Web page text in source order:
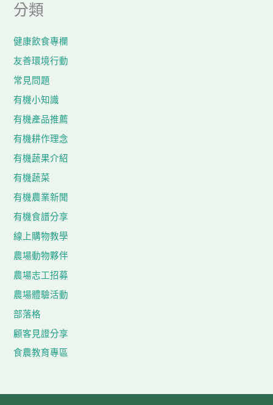
分類
健康飲食專欄
友善環境行動
常見問題
有機小知識
有機產品推薦
有機耕作理念
有機蔬果介紹
有機蔬菜
有機農業新聞
有機食譜分享
線上購物教學
農場動物夥伴
農場志工招募
農場體驗活動
部落格
顧客見證分享
食農教育專區